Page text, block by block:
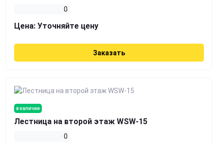
0
Цена: Уточняйте цену
Заказать
в наличии
Лестница на второй этаж WSW-15
0